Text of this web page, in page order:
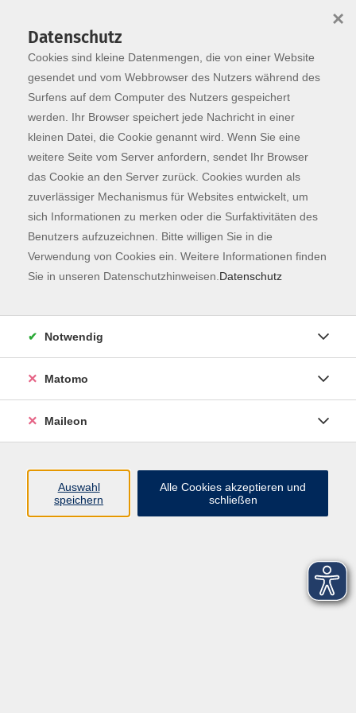
Skip to main content
You are here:
Programm
Der Kurs konnte nicht gefunden werden.
Kontaktformular
Impressum
AGB
Datenschutzerklärung
Datenschutz
Cookies sind kleine Datenmengen, die von einer Website
gesendet und vom Webbrowser des Nutzers während des
Surfens auf dem Computer des Nutzers gespeichert
werden. Ihr Browser speichert jede Nachricht in einer
kleinen Datei, die Cookie genannt wird. Wenn Sie eine
weitere Seite vom Server anfordern, sendet Ihr Browser
das Cookie an den Server zurück. Cookies wurden als
zuverlässiger Mechanismus für Websites entwickelt, um
sich Informationen zu merken oder die Surfaktivitäten des
Benutzers aufzuzeichnen. Bitte willigen Sie in die
Verwendung von Cookies ein. Weitere Informationen finden
Sie in unseren Datenschutzhinweisen. Datenschutz
×
Notwendig
Matomo
Maileon
Auswahl
speichern
Alle Cookies akzeptieren und
schließen